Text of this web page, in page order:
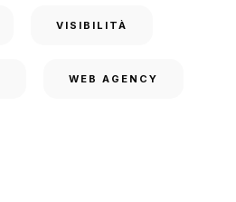
VISIBILITÀ
WEB AGENCY